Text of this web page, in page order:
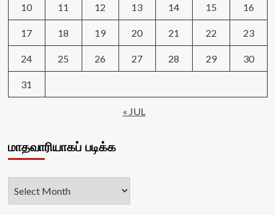
10 11 12 13 14 15 16
17 18 19 20 21 22 23
24 25 26 27 28 29 30
31
« JUL
மாதவாரியாகப் படிக்க